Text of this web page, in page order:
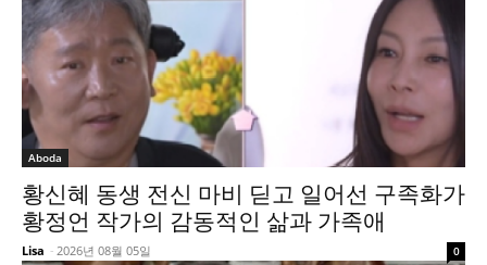
Aboda
황신혜 동생 전신 마비 딛고 일어선 구족화가
황정언 작가의 감동적인 삶과 가족애
Lisa - 2026년 08월 05일 0